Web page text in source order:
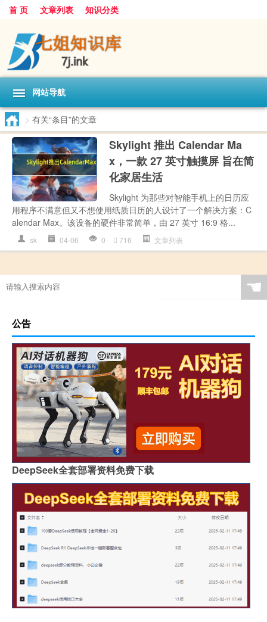
首 页 文章列表 知识分类
网站导航
> 有关“条目”的文章
Skylight 推出 Calendar Ma
x，一款 27 英寸触摸屏 旨在简
化家居生活
Skylight 为那些对智能手机上的日历应
用程序不满意但又不想使用纸质日历的人设计了一个解决方案：C
alendar Max。该设备的硬件非常简单，由 27 英寸 16:9 格...
sk 04-06 0 716 文章列表
☚
公告
DeepSeek全套部署资料免费下载